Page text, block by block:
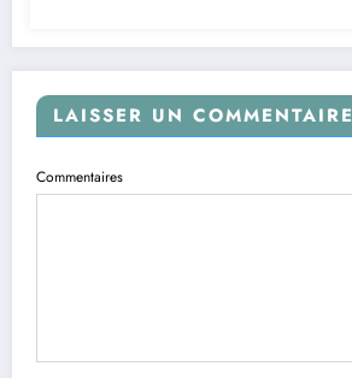
LAISSER UN COMMENTAIRE
Commentaires